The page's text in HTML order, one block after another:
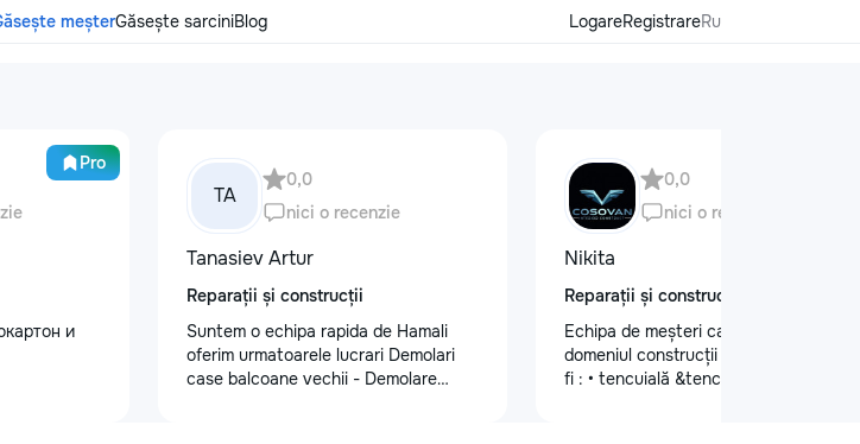
meșterGăsește sarciniBlog LogareRegistrareRu
Pro
и
TA
0,0
nici o recenzie
Tanasiev Artur
Reparații și construcții
Suntem o echipa rapida de Hamali
oferim urmatoarele lucrari Demolari
case balcoane vechii - Demolare
0,0
nici o recenzie
Nikita
Reparații și construcții
Echipa de meșteri calificați în
domeniul construcții și finisaje cum ar
fi : • tencuială &tencuială mecanizată